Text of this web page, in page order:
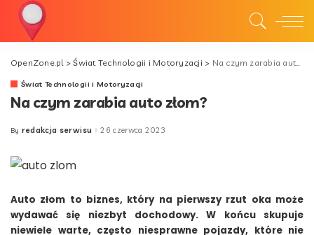
OpenZone.pl>Świat Technologii i Motoryzacji > Na czym zarabia auto złom?
Świat Technologii i Motoryzacji
Na czym zarabia auto złom?
Posted
By redakcja serwisu 26 czerwca 2023
Auto złom to biznes, który na pierwszy rzut oka może
wydawać się niezbyt dochodowy. W końcu skupuje
niewiele warte, często niesprawne pojazdy, które nie